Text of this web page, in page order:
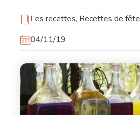
Les recettes, Recettes de fête
04/11/19